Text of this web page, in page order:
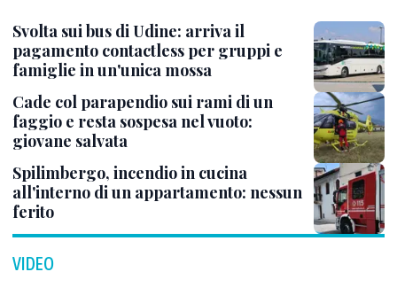
Svolta sui bus di Udine: arriva il
pagamento contactless per gruppi e
famiglie in un'unica mossa
Cade col parapendio sui rami di un
faggio e resta sospesa nel vuoto:
giovane salvata
Spilimbergo, incendio in cucina
all'interno di un appartamento: nessun
ferito
VIDEO